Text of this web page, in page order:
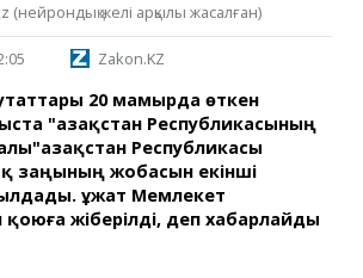
(нейрондық желі арқылы жасалған)
Zakon.KZ
20 мамырда өткен
"Қазақстан Республикасының
Республикасы
заңының жобасын екінші
Құжат Мемлекет
жіберілді, деп хабарлайды